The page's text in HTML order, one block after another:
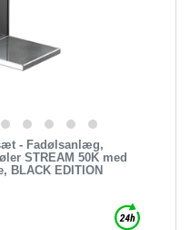
- Fadølsanlæg,
STREAM 50K med
BLACK EDITION